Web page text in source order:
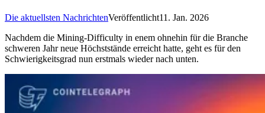
Die aktuellsten NachrichtenVeröffentlicht11. Jan. 2026
Nachdem die Mining-Difficulty in enem ohnehin für die Branche
schweren Jahr neue Höchststände erreicht hatte, geht es für den
Schwierigkeitsgrad nun erstmals wieder nach unten.